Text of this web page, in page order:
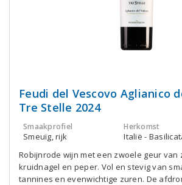
Feudi del Vescovo Aglianico
Tre Stelle 2024
Smaakprofiel
Smeuïg, rijk
Herkomst
Italië -
Robijnrode wijn met een zwoele geur van
kruidnagel en peper. Vol en stevig van
tannines en evenwichtige zuren. De